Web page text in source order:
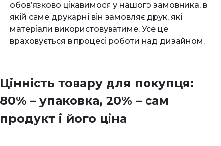
обов’язково цікавимося у нашого замовника, в
якій саме друкарні він замовляє друк, які
матеріали використовуватиме. Усе це
враховується в процесі роботи над дизайном.
Цінність товару для покупця:
80% – упаковка, 20% – сам
продукт і його ціна